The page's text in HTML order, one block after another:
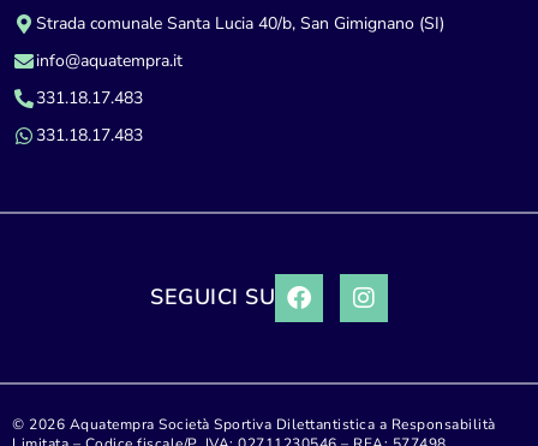
Strada comunale Santa Lucia 40/b, San Gimignano (SI)
info@aquatempra.it
331.18.17.483
331.18.17.483
SEGUICI SU
© 2026 Aquatempra Società Sportiva Dilettantistica a Responsabilità